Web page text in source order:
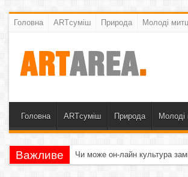
Головна ARTсуміш Природа Молоді
Головна ARTсуміш Природа Молоді
Важливе Чи може он-лайн культура